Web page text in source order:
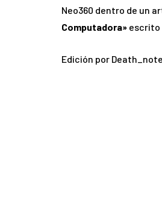
Neo360 dentro de un
Computadora» escrito
Edición por